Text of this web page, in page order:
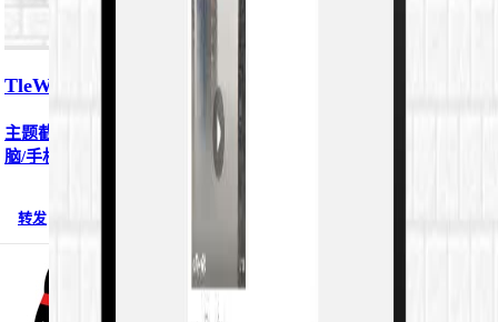
TleWeiboForTypechoV2.0微博主...
主题截图：主题简介：一款Typecho版本的TleWeiboForTypecho电
脑/手机版微博主题使用方法：将本主题里的所有文...
转发